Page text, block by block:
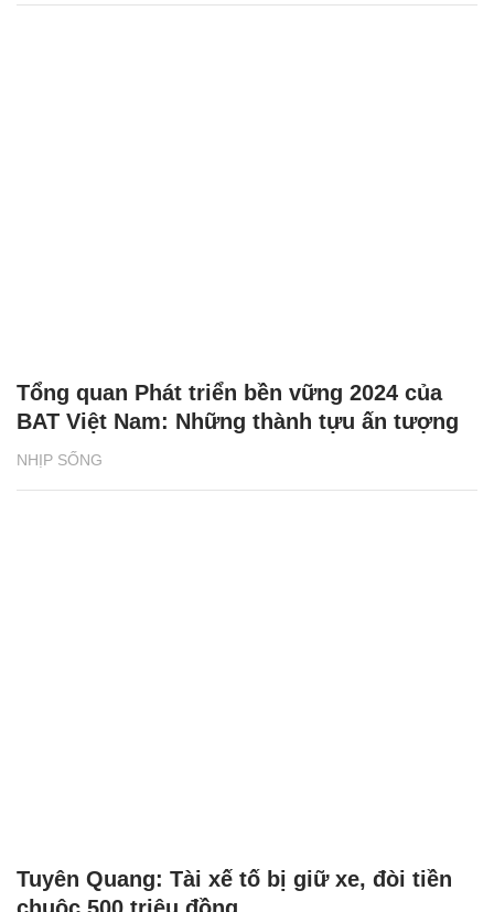
NHỊP SỐNG
Tổng quan Phát triển bền vững 2024 của
BAT Việt Nam: Những thành tựu ấn tượng
Tuyên Quang: Tài xế tố bị giữ xe, đòi tiền